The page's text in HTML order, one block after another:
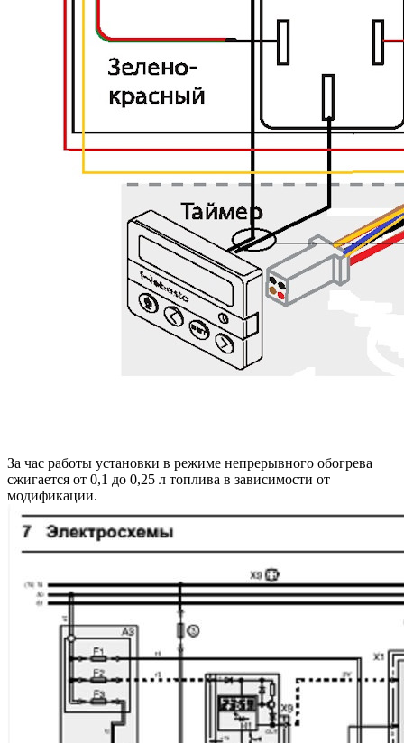
За час работы установки в режиме непрерывного обогрева
сжигается от 0,1 до 0,25 л топлива в зависимости от
модификации.